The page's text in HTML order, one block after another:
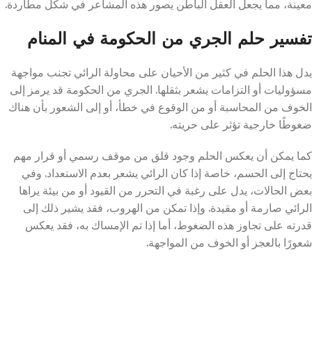
معينة، مما يجعل العقل الباطن يصور هذه المشاعر في شكل مطاردة.
تفسير حلم الجري من الحكومة في المنام
يدل هذا الحلم في كثير من الأحيان على محاولة الرائي تجنب مواجهة
مسؤوليات أو التزامات يشعر بثقلها. الجري من الحكومة قد يرمز إلى
الخوف من المحاسبة أو من الوقوع في خطأ، أو إلى الشعور بأن هناك
ضغوطًا خارجية تؤثر على حريته.
كما يمكن أن يعكس الحلم وجود قلق من موقف رسمي أو قرار مهم
يحتاج إلى الحسم، خاصة إذا كان الرائي يشعر بعدم الاستعداد. وفي
بعض الحالات، يدل على رغبة في التحرر من القيود أو من بيئة يراها
الرائي صارمة أو مقيدة. وإذا تمكن من الهروب، فقد يشير ذلك إلى
قدرته على تجاوز هذه الضغوط، أما إذا تم الإمساك به، فقد يعكس
شعورًا بالعجز أو الخوف من المواجهة.